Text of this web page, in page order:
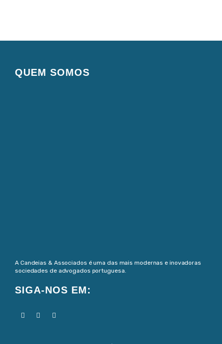
QUEM SOMOS
A Candeias & Associados é uma das mais modernas e inovadoras
sociedades de advogados portuguesa.
SIGA-NOS EM: